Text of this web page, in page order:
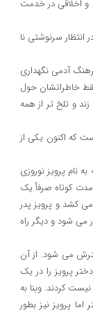
اخلاقی در خدمت
سرنوشتی نا
آدمی نگهداری
فقط خاطراتشان حول
و تلخ تر از همه
که اکنون یکی از
نام پرویز نوروزی
مدت کوتاه صرفأ یک
کشد و پرویز پدر
شود و دیگر راه
می شود. از آن
پرویز را در یک
کردند. وبنا به
پرویز نیز بطور